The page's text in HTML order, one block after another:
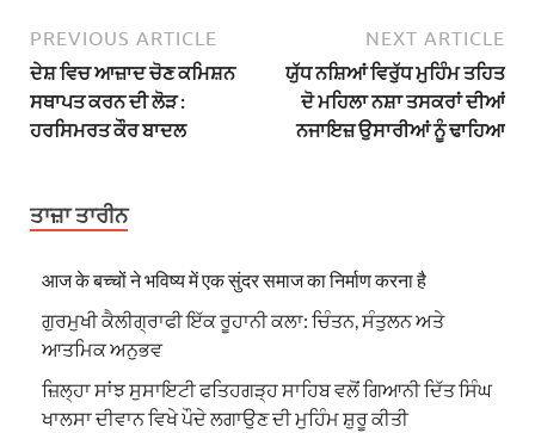
PREVIOUS ARTICLE
ਦੇਸ਼ ਵਿਚ ਆਜ਼ਾਦ ਚੋਣ ਕਮਿਸ਼ਨ
ਸਥਾਪਤ ਕਰਨ ਦੀ ਲੋੜ :
ਹਰਸਿਮਰਤ ਕੌਰ ਬਾਦਲ
NEXT ARTICLE
ਯੁੱਧ ਨਸ਼ਿਆਂ ਵਿਰੁੱਧ ਮੁਹਿੰਮ ਤਹਿਤ
ਦੋ ਮਹਿਲਾ ਨਸ਼ਾ ਤਸਕਰਾਂ ਦੀਆਂ
ਨਜਾਇਜ਼ ਉਸਾਰੀਆਂ ਨੂੰ ਢਾਹਿਆ
ਤਾਜ਼ਾ ਤਾਰੀਨ
आज के बच्चों ने भविष्य में एक सुंदर समाज का निर्माण करना है
ਗੁਰਮੁਖੀ ਕੈਲੀਗ੍ਰਾਫੀ ਇੱਕ ਰੂਹਾਨੀ ਕਲਾ: ਚਿੰਤਨ, ਸੰਤੁਲਨ ਅਤੇ
ਆਤਮਿਕ ਅਨੁਭਵ
ਜ਼ਿਲ੍ਹਾ ਸਾਂਝ ਸੁਸਾਇਟੀ ਫਤਿਹਗੜ੍ਹ ਸਾਹਿਬ ਵਲੋਂ ਗਿਆਨੀ ਦਿੱਤ ਸਿੰਘ
ਖਾਲਸਾ ਦੀਵਾਨ ਵਿਖੇ ਪੌਦੇ ਲਗਾਉਣ ਦੀ ਮੁਹਿੰਮ ਸ਼ੁਰੂ ਕੀਤੀ